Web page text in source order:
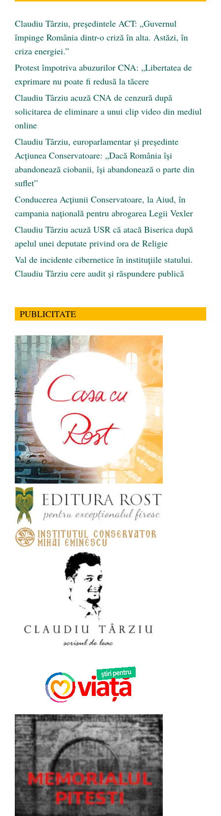
Claudiu Târziu, președintele ACT: „Guvernul
împinge România dintr-o criză în alta. Astăzi, în
criza energiei.”
Protest împotriva abuzurilor CNA: „Libertatea de
exprimare nu poate fi redusă la tăcere
Claudiu Târziu acuză CNA de cenzură după
solicitarea de eliminare a unui clip video din mediul
online
Claudiu Târziu, europarlamentar și președinte
Acțiunea Conservatoare: „Dacă România își
abandonează ciobanii, își abandonează o parte din
suflet”
Conducerea Acțiunii Conservatoare, la Aiud, în
campania națională pentru abrogarea Legii Vexler
Claudiu Târziu acuză USR că atacă Biserica după
apelul unei deputate privind ora de Religie
Val de incidente cibernetice în instituțiile statului.
Claudiu Târziu cere audit și răspundere publică
PUBLICITATE